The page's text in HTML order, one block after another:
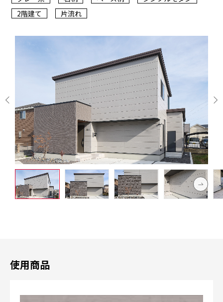
2階建て
片流れ
使用商品